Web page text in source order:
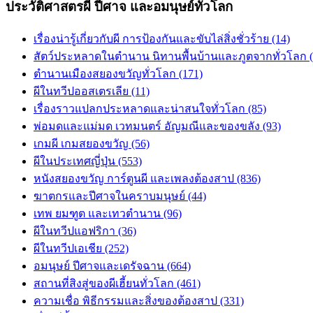
ประวัติศาสตรผี ปีศาจ และอมนุษย์ทั่วโลก
เรื่องน่ารู้เกี่ยวกับผี การป้องกันและขับไล่สิ่งชั่วร้าย (14)
สัตว์ประหลาดในตำนาน นิทานพื้นบ้านและภูตจากทั่วโลก
ตำนานเมืองสยองขวัญทั่วโลก (171)
ผีในทวีปออสเตรเลีย (11)
เรื่องราวแปลกประหลาดและน่าสนใจทั่วโลก (85)
พ่อมดและแม่มด เวทมนตร์ อัญมณีและของขลัง (93)
เกมผี เกมสยองขวัญ (56)
ผีในประเทศญี่ปุ่น (553)
หนังสยองขวัญ การ์ตูนผี และเพลงต้องสาป (836)
ฆาตกรและปีศาจในคราบมนุษย์ (44)
เทพ ยมฑูต และเทวตำนาน (96)
ผีในทวีปแอฟริกา (36)
ผีในทวีปเอเชีย (252)
อมนุษย์ ปีศาจและเดรัจฉาน (664)
สถานที่สิงสู่ของผีเฮี้ยนทั่วโลก (461)
ความเชื่อ พิธีกรรมและสิ่งของต้องสาป (331)